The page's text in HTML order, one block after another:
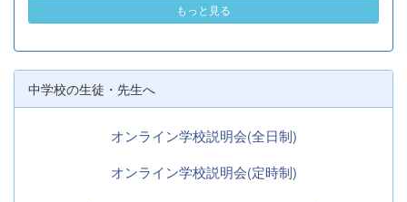
もっと見る
中学校の生徒・先生へ
オンライン学校説明会(全日制)
オンライン学校説明会(定時制)